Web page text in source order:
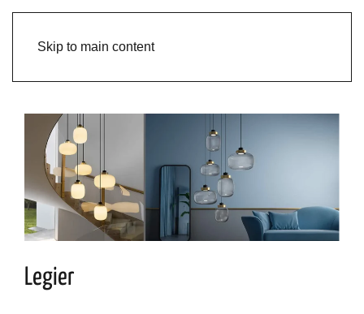
Skip to main content
Legier